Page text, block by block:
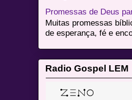
Promessas de Deus
Muitas promessas
de esperança, fé e
Radio Gospel LEM